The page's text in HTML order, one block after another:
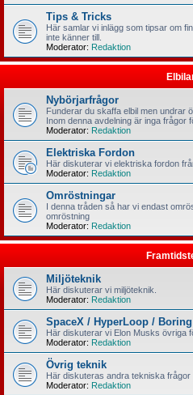
Tips & Tricks
Här samlar vi inlägg som tipsar om
inte känner till.
Moderator: Redaktion
Nybörjarfrågor
Funderar du skaffa elbil men undrar
Inom denna avdelning är inga frågor
Moderator: Redaktion
Elektriska Fordon
Här diskuterar vi elektriska fordon
Moderator: Redaktion
Omröstningar
I denna tråden så har vi endast
omröstning
Moderator: Redaktion
Miljöteknik
Här diskuterar vi miljöteknik.
Moderator: Redaktion
SpaceX / HyperLoop / Boring
Här diskuterar vi Elon Musks övriga
Moderator: Redaktion
Övrig teknik
Här diskuteras andra tekniska frågor
Moderator: Redaktion